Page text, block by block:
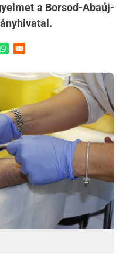
a Borsod-Abaúj-
a new window
in a new window
Opens in a new window